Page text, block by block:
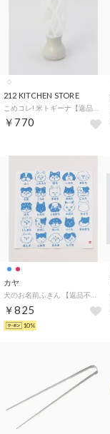
212 KITCHEN STORE
￥770
カヤ
￥825
10%